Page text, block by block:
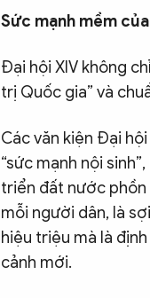
Sức mạnh mềm
Đại hội XIV không
trị Quốc gia” và
Các văn kiện Đại
“sức mạnh nội
triển đất nước phồn
mỗi người dân, là
hiệu triệu mà là
cảnh mới.